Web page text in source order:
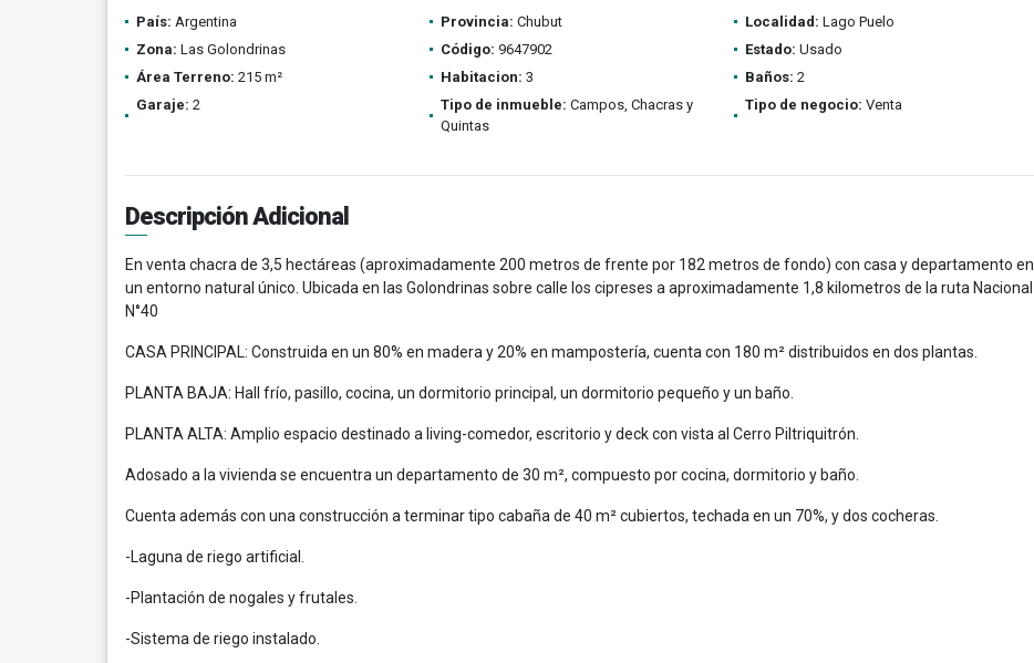
País: Argentina Provincia: Chubut Localidad: Lago Puelo
Zona: Las Golondrinas Código: 9647902 Estado: Usado
Área Terreno: 215 m² Habitacion: 3 Baños: 2
Garaje: 2 Tipo de inmueble: Campos, Chacras y
Quintas
Tipo de negocio: Venta
Descripción Adicional
En venta chacra de 3,5 hectáreas (aproximadamente 200 metros de frente por 182 metros de fondo) con casa y departamento en
un entorno natural único. Ubicada en las Golondrinas sobre calle los cipreses a aproximadamente 1,8 kilometros de la ruta Nacional
N°40
CASA PRINCIPAL: Construida en un 80% en madera y 20% en mampostería, cuenta con 180 m² distribuidos en dos plantas.
PLANTA BAJA: Hall frío, pasillo, cocina, un dormitorio principal, un dormitorio pequeño y un baño.
PLANTA ALTA: Amplio espacio destinado a living-comedor, escritorio y deck con vista al Cerro Piltriquitrón.
Adosado a la vivienda se encuentra un departamento de 30 m², compuesto por cocina, dormitorio y baño.
Cuenta además con una construcción a terminar tipo cabaña de 40 m² cubiertos, techada en un 70%, y dos cocheras.
-Laguna de riego artificial.
-Plantación de nogales y frutales.
-Sistema de riego instalado.